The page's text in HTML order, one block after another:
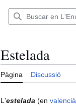
Estelada
Pàgina Discussió
L'estelada (en valencià